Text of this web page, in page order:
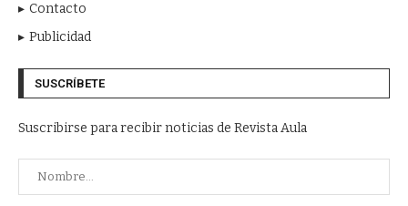
Contacto
Publicidad
SUSCRÍBETE
Suscribirse para recibir noticias de Revista Aula